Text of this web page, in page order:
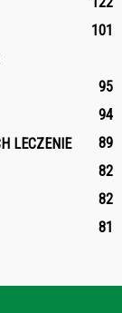
101
95
94
LECZENIE
89
82
82
81